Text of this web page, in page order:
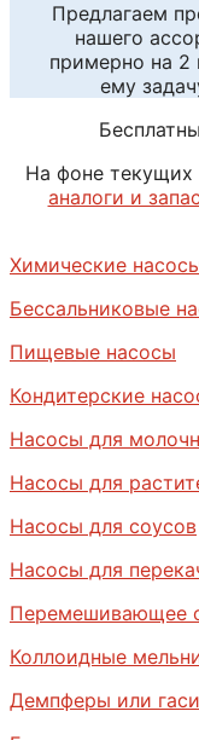
Предлагаем
нашего
примерно на 2
ему
На фоне
аналоги и
Химические
Бессальниковые
Пищевые насосы
Кондитерские
Насосы для
Насосы для
Насосы для соусов
Насосы для
Перемешивающее
Коллоидные
Демпферы или